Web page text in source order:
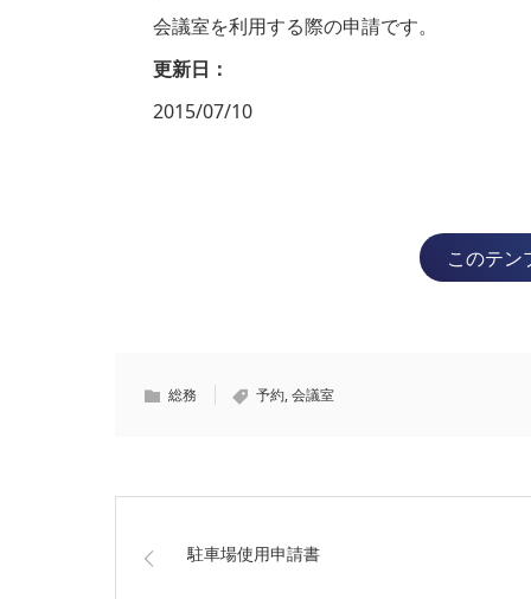
会議室を利用する際の申請です。
更新日：
2015/07/10
このテン
総務 予約,会議室
駐車場使用申請書